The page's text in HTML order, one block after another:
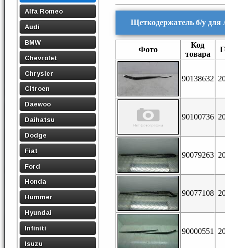
Alfa Romeo
Audi
BMW
Chevrolet
Chrysler
Citroen
Daewoo
Daihatsu
Dodge
Fiat
Ford
Honda
Hummer
Hyundai
Infiniti
Isuzu
Щеткодержатель б/у для
Фото
Код
товара
90138632
90100736
90079263
90077108
90000551